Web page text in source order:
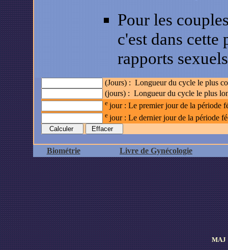
Pour les
c'est dans
rapports
(Jours) : Longueur du cycle le plus
(jours) : Longueur du cycle le plus
e jour: Le premier jour de la période
e jour : Le dernier jour de la période
Biométrie Livre de Gynécologie
MAJ